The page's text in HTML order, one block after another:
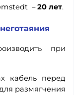
–20 лет.
при
кабель перед
размягчения